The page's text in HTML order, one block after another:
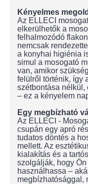
Kényelmes
Az ELLECI
elkerülhetők a
felhalmozódó
nemcsak
a konyhai higiénia
simul a mosogató
van, amikor
felülről történik, így
szétbontása nélkül,
– ez a kényelem
Egy megbízható
Az ELLECI -
csupán egy apró
tudatos döntés a
mellett. Az
kialakítás és a
szolgálják, hogy
használhassa –
megbízhatósággal,